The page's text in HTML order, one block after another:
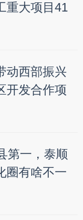
重大项目41
动西部振兴
开发合作项
第一，泰顺
圈有啥不一